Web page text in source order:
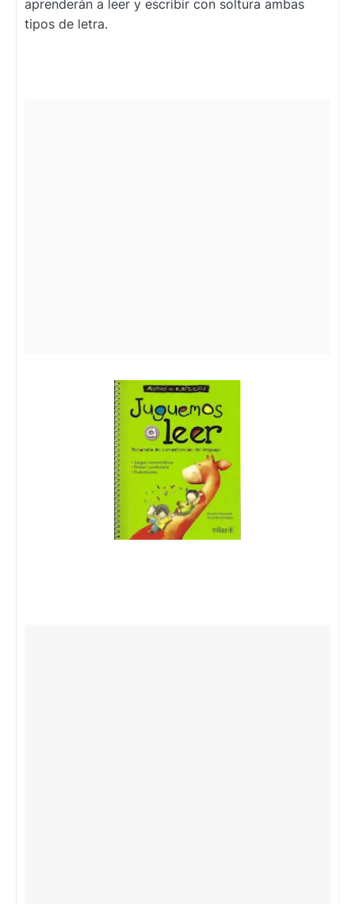
aprenderán a leer y escribir con soltura ambas
tipos de letra.